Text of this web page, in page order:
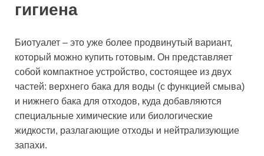
гигиена
Биотуалет – это уже более продвинутый вариант,
который можно купить готовым. Он представляет
собой компактное устройство, состоящее из двух
частей: верхнего бака для воды (с функцией смыва)
и нижнего бака для отходов, куда добавляются
специальные химические или биологические
жидкости, разлагающие отходы и нейтрализующие
запахи.